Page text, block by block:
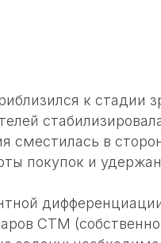
к стадии
сместилась в
покупок и
СТМ